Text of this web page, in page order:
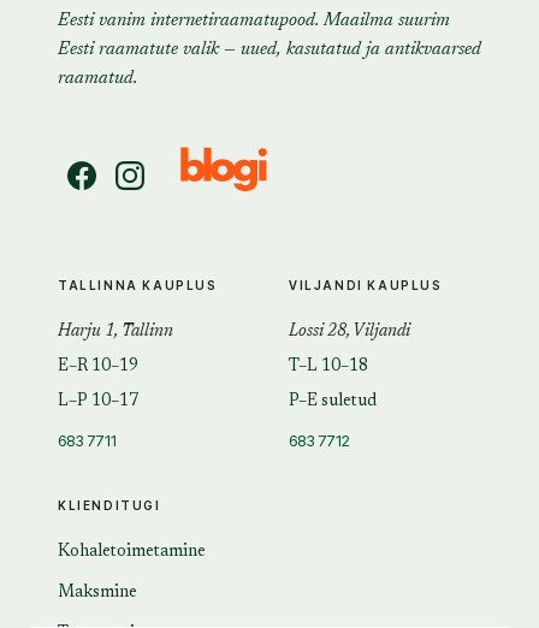
Eesti vanim internetiraamatupood. Maailma suurim
Eesti raamatute valik — uued, kasutatud ja antikvaarsed
raamatud.
KLIENDITUGI
Kohaletoimetamine
Maksmine
TALLINNA KAUPLUS
Harju 1, Tallinn
E–R 10–19
L–P 10–17
683 7711
VILJANDI KAUPLUS
Lossi 28, Viljandi
T–L 10–18
P–E suletud
683 7712